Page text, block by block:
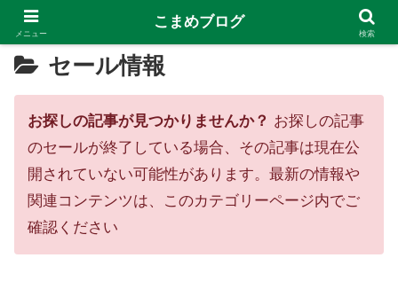
セール情報
お探しの記事が見つかりませんか？ お探しの記事
のセールが終了している場合、その記事は現在公
開されていない可能性があります。最新の情報や
関連コンテンツは、このカテゴリーページ内でご
確認ください
メニュー
こまめブログ
検索